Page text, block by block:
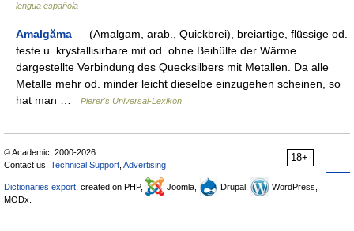
lengua española
Amalgăma — (Amalgam, arab., Quickbrei), breiartige, flüssige od.
feste u. krystallisirbare mit od. ohne Beihülfe der Wärme
dargestellte Verbindung des Quecksilbers mit Metallen. Da alle
Metalle mehr od. minder leicht dieselbe einzugehen scheinen, so
hat man …
Pierer's Universal-Lexikon
18+
© Academic, 2000-2026
Contact us: Technical Support Advertising
Dictionaries export , created on PHP, Joomla, Drupal,
WordPress,
MODx.